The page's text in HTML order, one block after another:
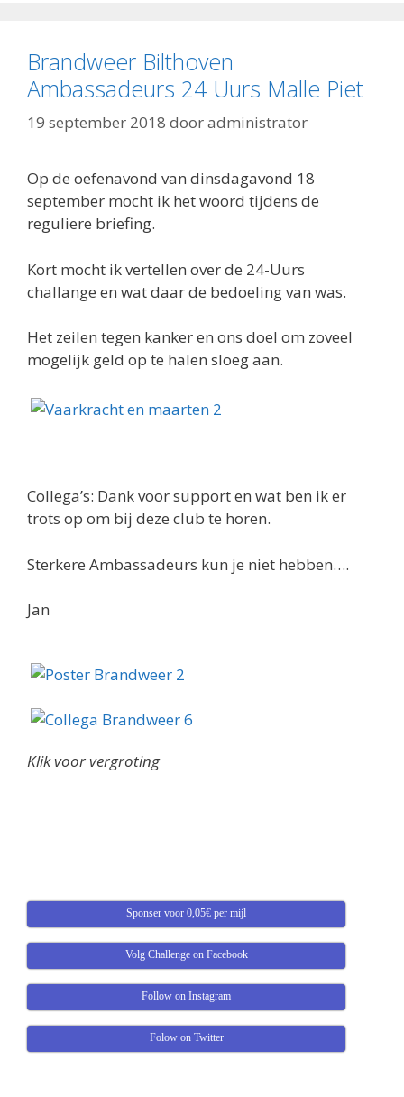
Brandweer Bilthoven
Ambassadeurs 24 Uurs Malle Piet
19 september 2018 dooradministrator
Op de oefenavond van dinsdagavond 18
september mocht ik het woord tijdens de
reguliere briefing.
Kort mocht ik vertellen over de 24-Uurs
challange en wat daar de bedoeling van was.
Het zeilen tegen kanker en ons doel om zoveel
mogelijk geld op te halen sloeg aan.
Collega’s: Dank voor support en wat ben ik er
trots op om bij deze club te horen.
Sterkere Ambassadeurs kun je niet hebben….
Jan
Klik voor vergroting
Sponser voor 0,05€ per mijl
Volg Challenge on Facebook
Follow on Instagram
Folow on Twitter